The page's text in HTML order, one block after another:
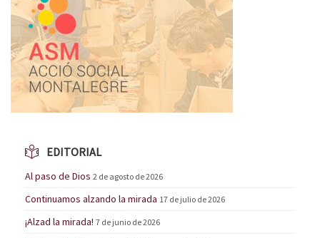
EDITORIAL
Al paso de Dios 2 de agosto de 2026
Continuamos alzando la mirada 17 de julio de 2026
¡Alzad la mirada! 7 de junio de 2026